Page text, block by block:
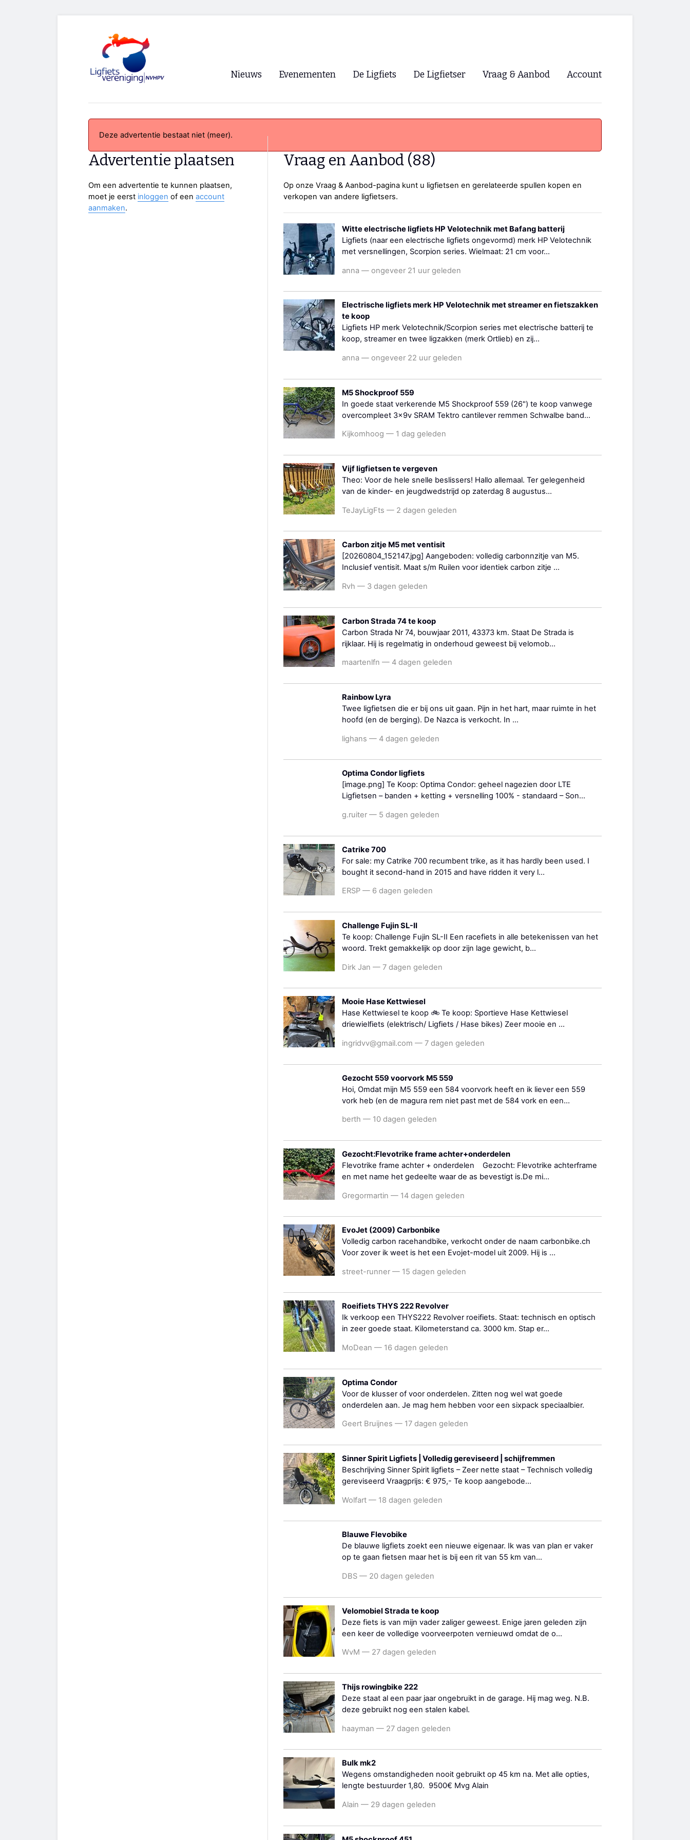
Nieuws
RSS
Evenementen
CycleVision
De Ligfiets De Ligfietser
Lokale Fietsverenigingen
Vraag & Aanbod Account
Deze advertentie bestaat niet (meer).
Vraag en Aanbod (88)
Op onze Vraag & Aanbod-pagina kunt u ligfietsen en gerelateerde spullen kopen en
verkopen van andere ligfietsers.
Witte electrische ligfiets HP Velotechnik met Bafang batterij
Ligfiets (naar een electrische ligfiets ongevormd) merk HP Velotechnik
met versnellingen, Scorpion series. Wielmaat: 21 cm voor...
anna — ongeveer 21 uur geleden
Electrische ligfiets merk HP Velotechnik met streamer en fietszakken
te koop
Ligfiets HP merk Velotechnik/Scorpion series met electrische batterij te
koop, streamer en twee ligzakken (merk Ortlieb) en zij...
anna — ongeveer 22 uur geleden
M5 Shockproof 559
In goede staat verkerende M5 Shockproof 559 (26") te koop vanwege
overcompleet 3x9v SRAM Tektro cantilever remmen Schwalbe band...
Kijkomhoog — 1 dag geleden
Vijf ligfietsen te vergeven
Theo: Voor de hele snelle beslissers! Hallo allemaal. Ter gelegenheid
van de kinder- en jeugdwedstrijd op zaterdag 8 augustus...
TeJayLigFts — 2 dagen geleden
Carbon zitje M5 met ventisit
[20260804_152147.jpg] Aangeboden: volledig carbonnzitje van M5.
Inclusief ventisit. Maat s/m Ruilen voor identiek carbon zitje ...
Rvh — 3 dagen geleden
Carbon Strada 74 te koop
Carbon Strada Nr 74, bouwjaar 2011, 43373 km. Staat De Strada is
rijklaar. Hij is regelmatig in onderhoud geweest bij velomob...
maartenlfn — 4 dagen geleden
Rainbow Lyra
Twee ligfietsen die er bij ons uit gaan. Pijn in het hart, maar ruimte in het
hoofd (en de berging). De Nazca is verkocht. In ...
lighans — 4 dagen geleden
Optima Condor ligfiets
[image.png] Te Koop: Optima Condor: geheel nagezien door LTE
Ligfietsen – banden + ketting + versnelling 100% - standaard – Son...
g.ruiter — 5 dagen geleden
Catrike 700
For sale: my Catrike 700 recumbent trike, as it has hardly been used. I
bought it second-hand in 2015 and have ridden it very l...
ERSP — 6 dagen geleden
Challenge Fujin SL-II
Te koop: Challenge Fujin SL-II Een racefiets in alle betekenissen van het
woord. Trekt gemakkelijk op door zijn lage gewicht, b...
Dirk Jan — 7 dagen geleden
Mooie Hase Kettwiesel
Hase Kettwiesel te koop 🚲 Te koop: Sportieve Hase Kettwiesel
driewielfiets (elektrisch/ Ligfiets / Hase bikes) Zeer mooie en ...
ingridvv@gmail.com — 7 dagen geleden
Gezocht 559 voorvork M5 559
Hoi, Omdat mijn M5 559 een 584 voorvork heeft en ik liever een 559
vork heb (en de magura rem niet past met de 584 vork en een...
berth — 10 dagen geleden
Gezocht:Flevotrike frame achter+onderdelen
Flevotrike frame achter + onderdelen Gezocht: Flevotrike achterframe
en met name het gedeelte waar de as bevestigt is.De mi...
Gregormartin — 14 dagen geleden
EvoJet (2009) Carbonbike
Volledig carbon racehandbike, verkocht onder de naam carbonbike.ch
Voor zover ik weet is het een Evojet-model uit 2009. Hij is ...
street-runner — 15 dagen geleden
Roeifiets THYS 222 Revolver
Ik verkoop een THYS222 Revolver roeifiets. Staat: technisch en optisch
in zeer goede staat. Kilometerstand ca. 3000 km. Stap er...
MoDean — 16 dagen geleden
Optima Condor
Voor de klusser of voor onderdelen. Zitten nog wel wat goede
onderdelen aan. Je mag hem hebben voor een sixpack speciaalbier.
Geert Bruijnes — 17 dagen geleden
Sinner Spirit Ligfiets | Volledig gereviseerd | schijfremmen
Beschrijving Sinner Spirit ligfiets – Zeer nette staat – Technisch volledig
gereviseerd Vraagprijs: € 975,- Te koop aangebode...
Wolfart — 18 dagen geleden
Blauwe Flevobike
De blauwe ligfiets zoekt een nieuwe eigenaar. Ik was van plan er vaker
op te gaan fietsen maar het is bij een rit van 55 km van...
DBS — 20 dagen geleden
Velomobiel Strada te koop
Deze fiets is van mijn vader zaliger geweest. Enige jaren geleden zijn
een keer de volledige voorveerpoten vernieuwd omdat de o...
WvM — 27 dagen geleden
Thijs rowingbike 222
Deze staat al een paar jaar ongebruikt in de garage. Hij mag weg. N.B.
deze gebruikt nog een stalen kabel.
haayman — 27 dagen geleden
Bulk mk2
Wegens omstandigheden nooit gebruikt op 45 km na. Met alle opties,
lengte bestuurder 1,80. 9500€ Mvg Alain
Alain — 29 dagen geleden
Advertentie plaatsen
Om een advertentie te kunnen plaatsen,
moet je eerst inloggen of een account
aanmaken.